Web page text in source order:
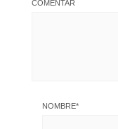
COMENTAR
NOMBRE*